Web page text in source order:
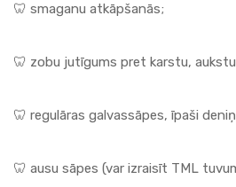
🦷 smaganu atkāpšanās;
🦷 zobu jutīgums pret karstu,
🦷 regulāras galvassāpes, īpaši
🦷 ausu sāpes (var izraisīt TML